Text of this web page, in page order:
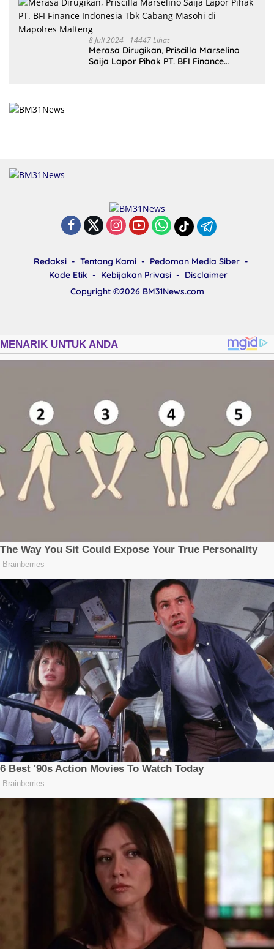
8 Juli 2024 14447 Lihat
Merasa Dirugikan, Priscilla Marselino
Saija Lapor Pihak PT. BFI Finance
Redaksi Tentang Kami
Pedoman Media Siber
Kode Etik
Kebijakan Privasi
Disclaimer
Copyright ©2026 BM31News.com